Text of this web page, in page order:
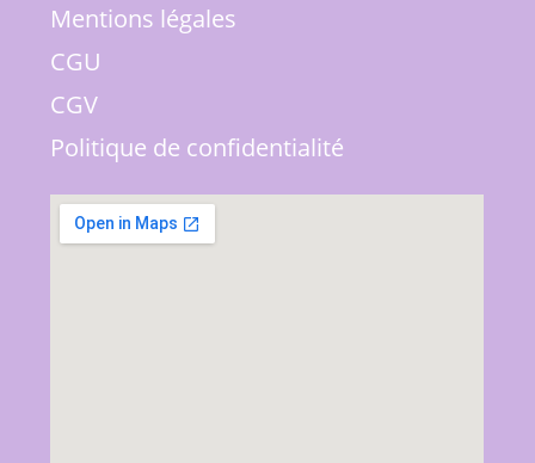
Mentions légales
CGU
CGV
Politique de confidentialité